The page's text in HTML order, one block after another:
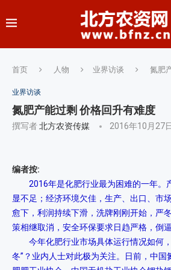
首页 人物 业界访谈 氮肥
业界访谈
氮肥产能过剩 价格回升有难度
撰写者北方农资传媒 2016年10月27日
编者按:
2016年是化肥行业最为困难的一年。
显不足；经济环境欠佳，生产、出口、市
愈下，利润持续下滑，洗牌刚刚开始，严
策相继取消，安全环保要求日趋严格，倒
今年化肥行业市场具体运行情况如何，
冬”？业内人士对此极为关注。日前，中国